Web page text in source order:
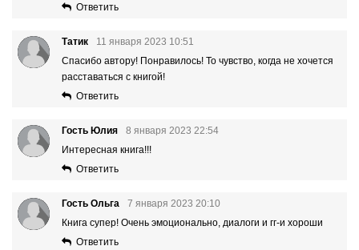
Ответить
Татик
11 января 2023 10:51
Спасибо автору! Понравилось! То чувство, когда не хочется
расставаться с книгой!
Ответить
Гость Юлия
8 января 2023 22:54
Интересная книга!!!
Ответить
Гость Ольга
7 января 2023 20:10
Книга супер! Очень эмоционально, диалоги и гг-и хороши
Ответить